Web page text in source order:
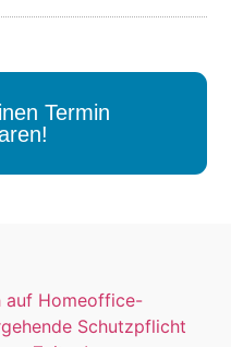
auf Homeoffice-
Schutzpflicht
Termin